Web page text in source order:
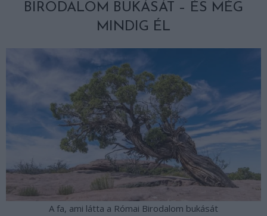
BIRODALOM BUKÁSÁT – ÉS MÉG
MINDIG ÉL
A fa, ami látta a Római Birodalom bukását